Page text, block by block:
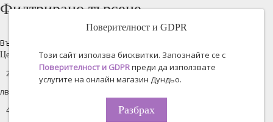
Филтрирано търсене
Възстановяване на всички
Цена
лв. -
Поверителност и GDPR
Този сайт използва бисквитки. Запознайте се с
Поверителност и GDPRпреди да използвате
услугите на онлайн магазин Дундьо.
Разбрах